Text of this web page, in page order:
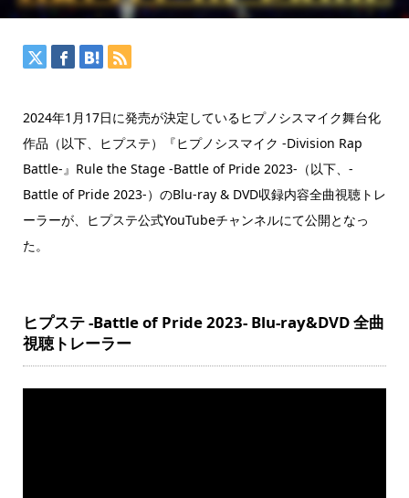
2024年1月17日に発売が決定しているヒプノシスマイク舞台化
作品（以下、ヒプステ）『ヒプノシスマイク -Division Rap
Battle-』Rule the Stage -Battle of Pride 2023-（以下、-
Battle of Pride 2023-）のBlu-ray & DVD収録内容全曲視聴トレ
ーラーが、ヒプステ公式YouTubeチャンネルにて公開となっ
た。
ヒプステ -Battle of Pride 2023- Blu-ray&DVD 全曲
視聴トレーラー